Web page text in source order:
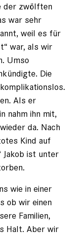
der zwölften
war sehr
weil es für
war, als wir
Umso
Die
Als er
nahm ihn mit,
da. Nach
Kind auf
Jakob ist unter
wie in einer
ob wir einen
Familien,
Halt. Aber wir